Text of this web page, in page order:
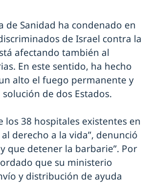
de Sanidad ha condenado en
de Israel contra la
afectando también al
En este sentido, ha hecho
alto el fuego permanente y
de dos Estados.
los 38 hospitales existentes en
derecho a la vida”, denunció
que detener la barbarie”. Por
que su ministerio
y distribución de ayuda